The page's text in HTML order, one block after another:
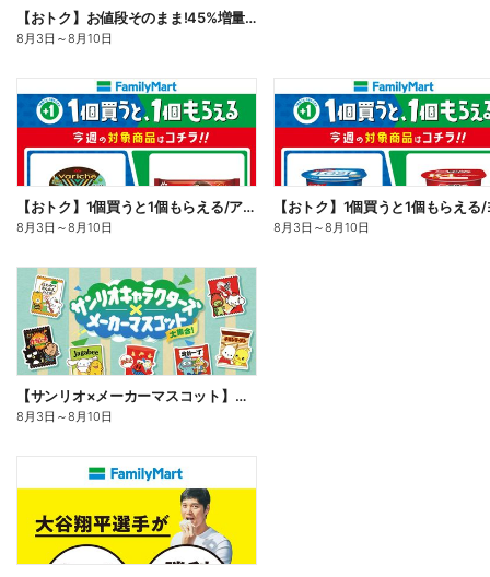
【おトク】お値段そのまま!45%増量作戦!
8月3日 ～8月10日
【おトク】1個買うと1個もらえる/アイス
8月3日 ～8月10日 8月3日 ～8月10日
【サンリオ×メーカーマスコット】オリジナルグッズ貰える!
8月3日 ～8月10日